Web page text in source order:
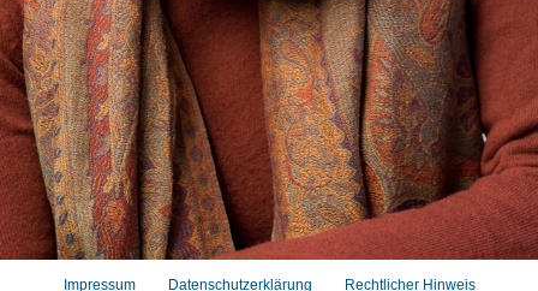
Impressum Datenschutzerklärung Rechtlicher Hinweis